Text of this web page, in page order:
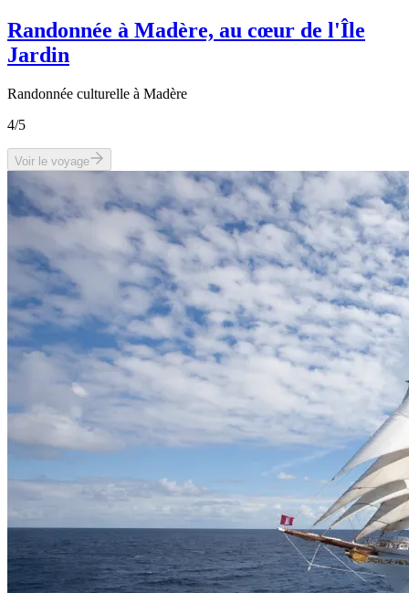
Randonnée à Madère, au cœur de l'Île
Jardin
Randonnée culturelle à Madère
4/5
Voir le voyage